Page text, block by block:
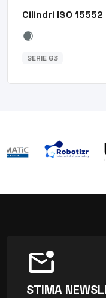
Cilindri ISO 15552
SERIE 63
mark_email_unread
STIMA